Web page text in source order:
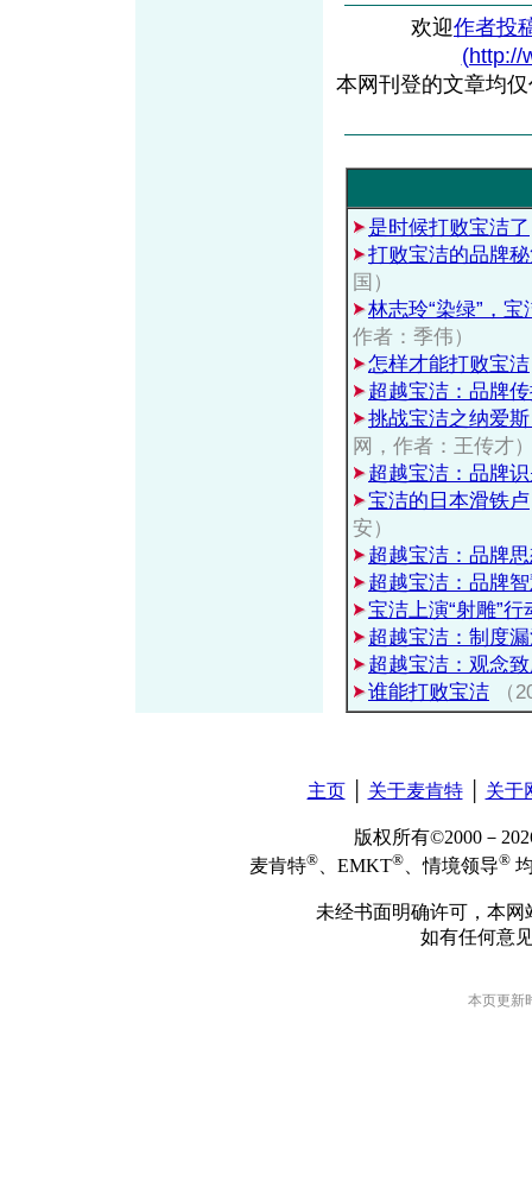
欢迎作者投
(http://
本网刊登的文章均
是时候打败宝洁了
打败宝洁的品牌
国）
林志玲“染绿”，
作者：季伟）
怎样才能打败宝洁
超越宝洁：品牌
挑战宝洁之纳爱
网，作者：王传才
超越宝洁：品牌
宝洁的日本滑铁卢
安）
超越宝洁：品牌
超越宝洁：品牌
宝洁上演“射雕”行
超越宝洁：制度
超越宝洁：观念
谁能打败宝洁
（
主页│ 关于麦肯特│ 关于
版权所有©2000－
麦肯特® 、EMKT® 、情境领导®
未经书面明确许可，本
如有任何意
本页更新